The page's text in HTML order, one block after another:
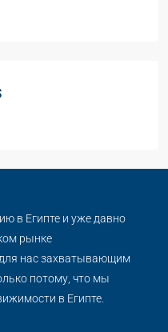
в Египте и уже давно
рынке
нас захватывающим
потому, что мы
в Египте.